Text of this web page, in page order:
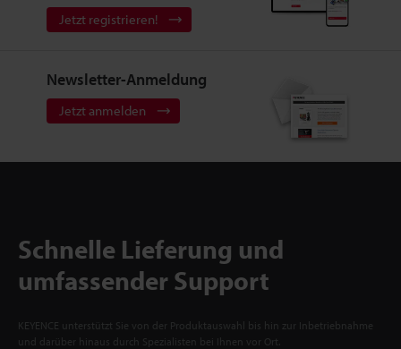
Jetzt registrieren!
Newsletter-Anmeldung
Jetzt anmelden
Schnelle Lieferung und
umfassender Support
KEYENCE unterstützt Sie von der Produktauswahl bis hin zur Inbetriebnahme
und darüber hinaus durch Spezialisten bei Ihnen vor Ort.